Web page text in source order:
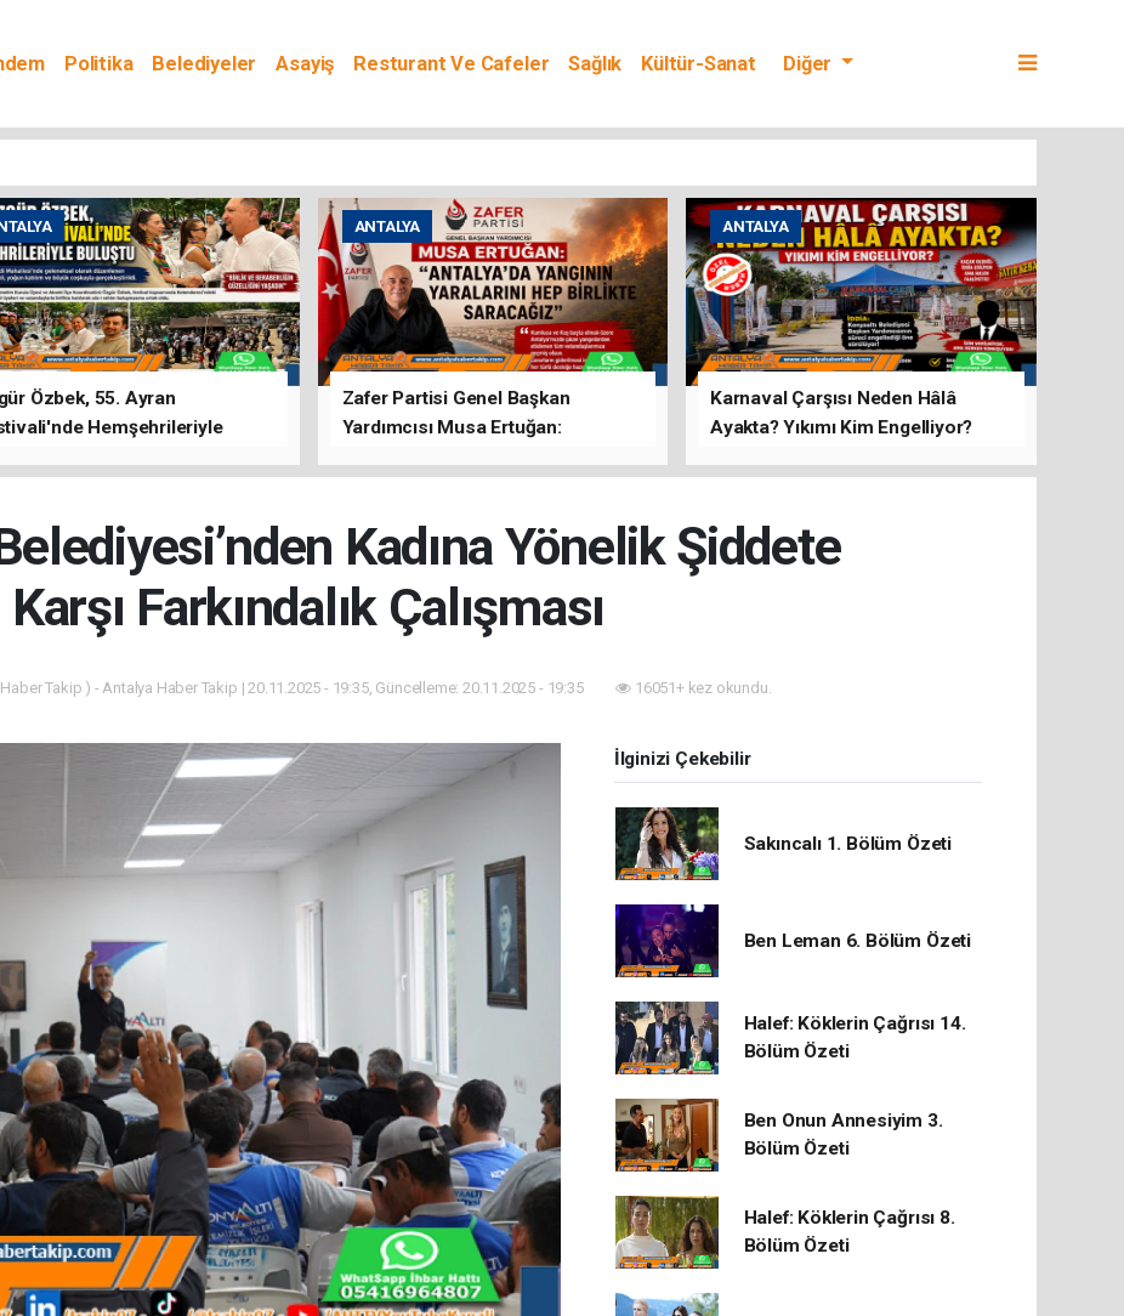
Politika Belediyeler Asayiş Resturant Ve Cafeler Sağlık
Kültür-Sanat
Diğer
Özbek, 55. Ayran
Hemşehrileriyle
ANTALYA
Zafer Partisi Genel Başkan
Yardımcısı Musa Ertuğan:
ANTALYA
Karnaval Çarşısı Neden Hâlâ
Ayakta? Yıkımı Kim Engelliyor?
Kadına Yönelik Şiddete
Karşı Farkındalık Çalışması
Takip ) - Antalya Haber Takip | 20.11.2025 - 19:35, Güncelleme: 20.11.2025 - 19:35 16051+ kez okundu.
İlginizi Çekebilir
Sakıncalı 1. Bölüm Özeti
Ben Leman 6. Bölüm Özeti
Halef: Köklerin Çağrısı 14.
Bölüm Özeti
Ben Onun Annesiyim 3.
Bölüm Özeti
Halef: Köklerin Çağrısı 8.
Bölüm Özeti